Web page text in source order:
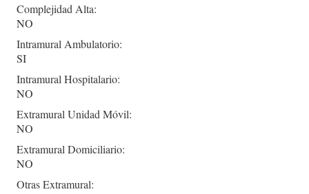
Complejidad Alta:
NO
Intramural Ambulatorio:
SI
Intramural Hospitalario:
NO
Extramural Unidad Móvil:
NO
Extramural Domiciliario:
NO
Otras Extramural: